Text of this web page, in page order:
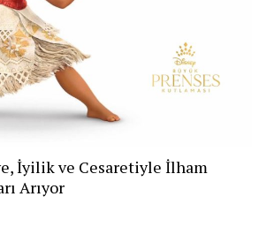
İyilik ve Cesaretiyle İlham
Arıyor